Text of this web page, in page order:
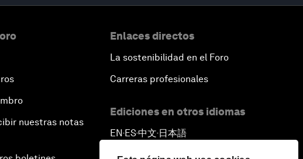
nuestras notas
Enlaces directos
La sostenibilidad en el Foro
Carreras profesionales
Ediciones en otros idiomas
EN ▪ES▪中文▪ 日本語